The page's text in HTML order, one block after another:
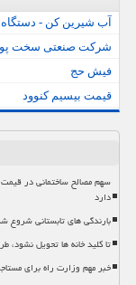
آب شیرین کن -
شرکت صنعتی سخت
فیش حج
قیمت بیسیم کنوود
سهم مصالح ساختمانی در
دارد
بارندگی های تابستانی شروع شد
تا کلید خانه ها تحویل نشود،
خبر مهم وزارت راه برای